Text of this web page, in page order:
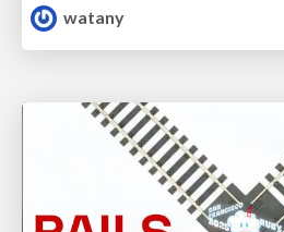
watany